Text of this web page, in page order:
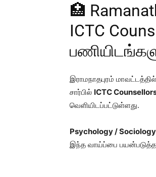
🏥
ICTC
இராமநாதபுரம் மாவட்டத்தில்
சார்பில் ICTC
வெளியிடப்பட்டுள்ளது.
Psychology /
இந்த வாய்ப்பை